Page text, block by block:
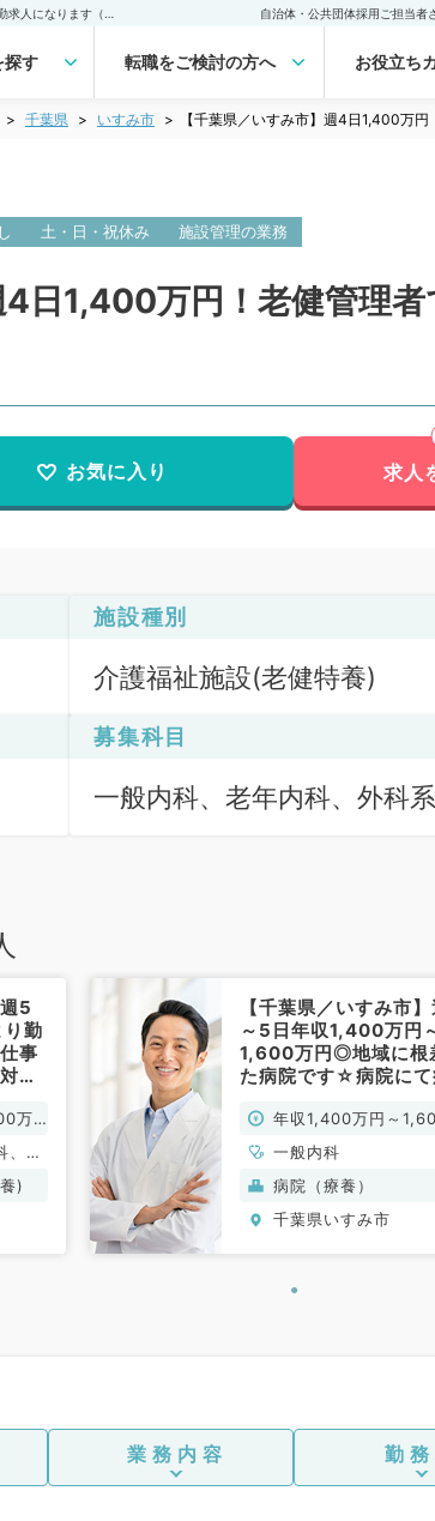
自治体・公共団体採用ご担当者
探す 転職をご検討の方へ お役立ち
千葉県 いすみ市 【千葉県／いすみ市】週4日1,400万
土・日・祝休み 施設管理の業務
4日1,400万円！老健管理
お気に入り 求人
施設種別
介護福祉施設(老健特養)
募集科目
一般内科、老年内科、外科
5
勤
事
応
万
、老
般
)
【千葉県／いすみ市
～5日年収1,400万円
1,600万円◎地域に根
た病院です☆病院にて
（内科／常勤）
年収1,400万円～
一般内科
病院（療養）
千葉県いすみ市
業務内容 勤